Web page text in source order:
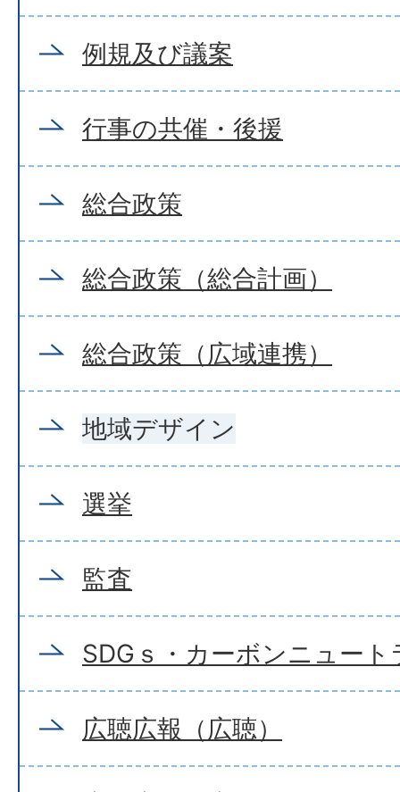
例規及び議案
行事の共催・後援
総合政策
総合政策（総合計画）
総合政策（広域連携）
地域デザイン
選挙
監査
SDGｓ・カーボンニュート
広聴広報（広聴）